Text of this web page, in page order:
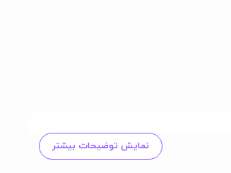
نمایش توضیحات بیشتر